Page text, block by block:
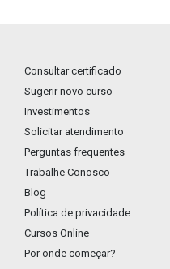
Consultar certificado
Sugerir novo curso
Investimentos
Solicitar atendimento
Perguntas frequentes
Trabalhe Conosco
Blog
Política de privacidade
Cursos Online
Por onde começar?